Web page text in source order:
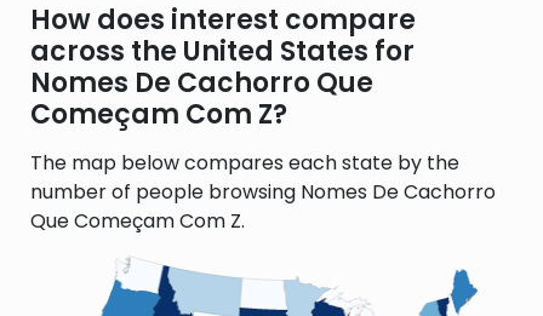
How does interest compare
across the United States for
Nomes De Cachorro Que
Começam Com Z?
The map below compares each state by the
number of people browsing Nomes De Cachorro
Que Começam Com Z.